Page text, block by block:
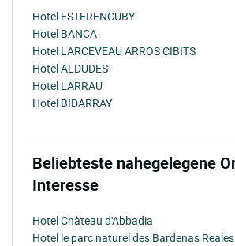
Hotel ESTERENCUBY
Hotel BANCA
Hotel LARCEVEAU ARROS CIBITS
Hotel ALDUDES
Hotel LARRAU
Hotel BIDARRAY
Beliebteste nahegelegene
Interesse
Hotel Chàteau d'Abbadia
Hotel le parc naturel des Bardenas Reales